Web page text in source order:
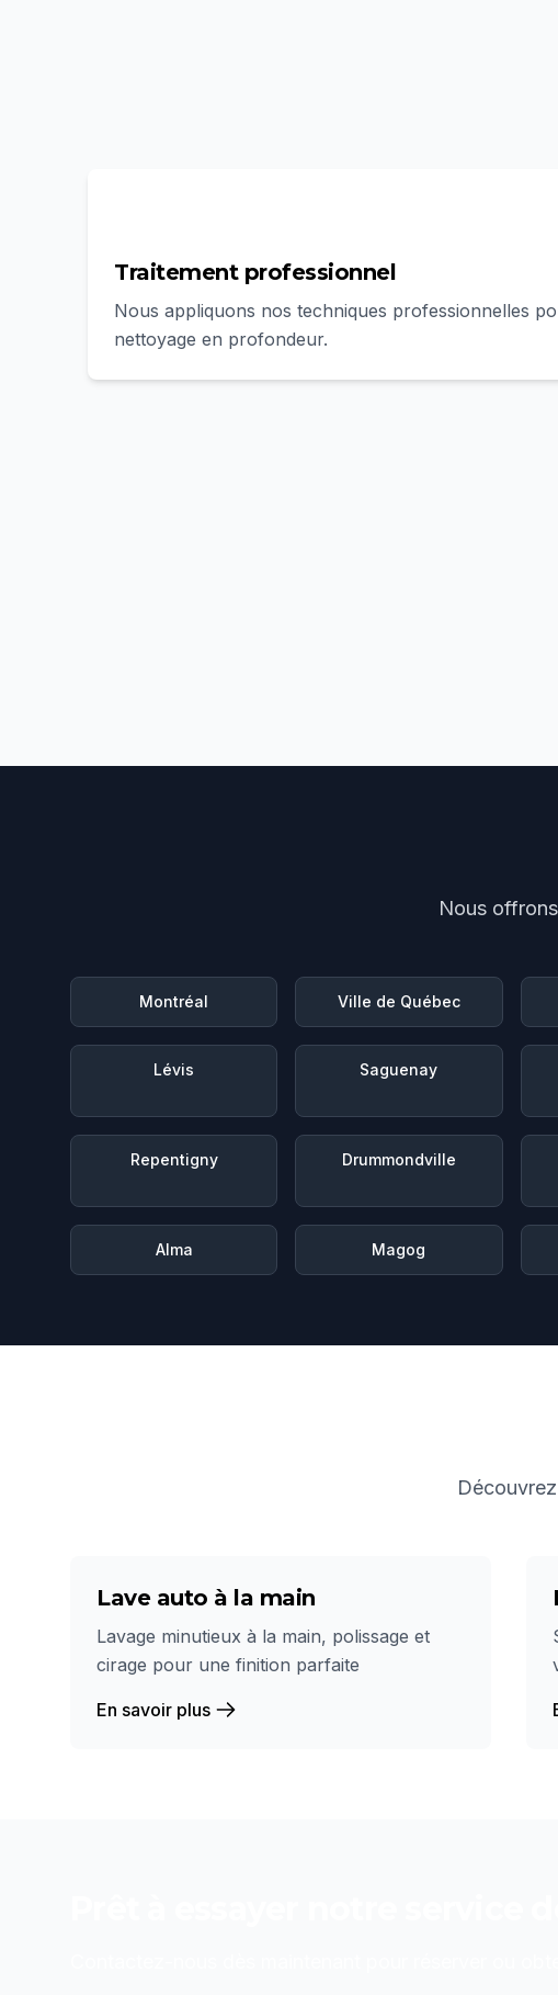
Traitement professionnel
Nous appliquons nos techniques professionnelles
nettoyage en profondeur.
Nous
Montréal Ville de Québec
Lévis Saguenay
Repentigny Drummondville
Alma Magog
Lave auto à la main
Lavage minutieux à la main, polissage et
cirage pour une finition parfaite
En savoir plus